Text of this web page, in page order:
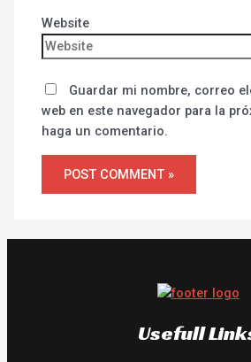
Website
Guardar mi nombre, correo
web en este navegador para la
haga un comentario.
Usefull